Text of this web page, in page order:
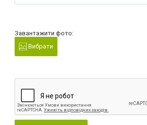
Завантажити фото:
Вибрати